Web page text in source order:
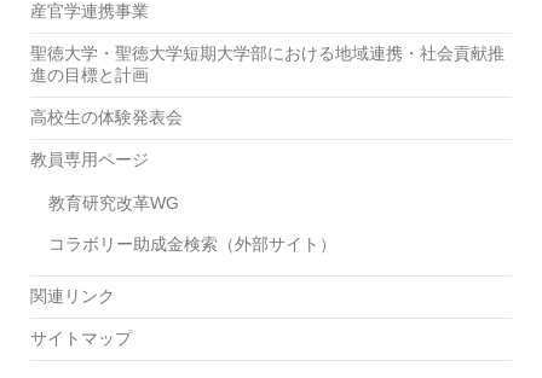
産官学連携事業
聖徳大学・聖徳大学短期大学部における地域連携・社会貢献推
進の目標と計画
高校生の体験発表会
教員専用ページ
教育研究改革WG
コラボリー助成金検索（外部サイト）
関連リンク
サイトマップ